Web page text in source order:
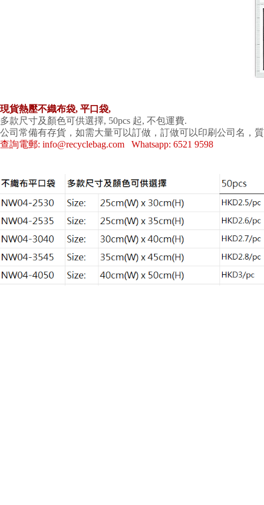
現貨熱壓不織布袋, 平口 袋,
多款尺寸及顏色可供選擇, 50pcs 起, 不包運費.
公司常備有存貨， 如需大量可以訂做，訂做可以印刷公司名，
查詢電郵: info@recyclebag.com Whatsapp: 6521 9598